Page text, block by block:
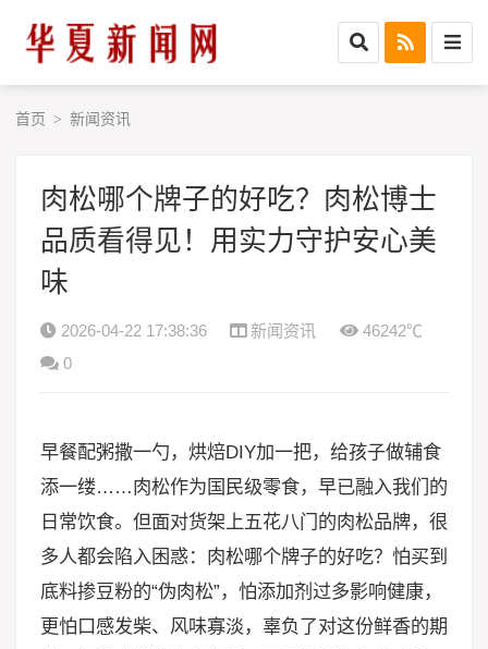
首页 > 新闻资讯
肉松哪个牌子的好吃？肉松博士
品质看得见！用实力守护安心美
味
2026-04-22 17:38:36 新闻资讯
46242℃
0
早餐配粥撒一勺，烘焙DIY加一把，给孩子做辅食
添一缕……肉松作为国民级零食，早已融入我们的
日常饮食。但面对货架上五花八门的肉松品牌，很
多人都会陷入困惑：肉松哪个牌子的好吃？怕买到
底料掺豆粉的“伪肉松”，怕添加剂过多影响健康，
更怕口感发柴、风味寡淡，辜负了对这份鲜香的期